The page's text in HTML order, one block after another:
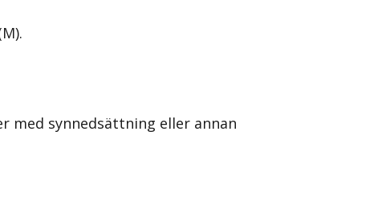
med synnedsättning eller annan